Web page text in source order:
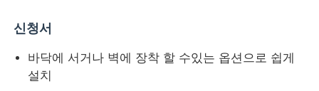
신청서
바닥에 서거나 벽에 장착 할 수있는 옵션으로 쉽게
설치